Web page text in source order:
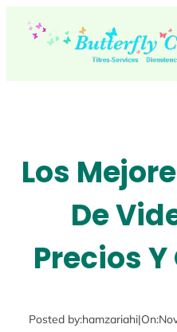
Los
De
Precios
Posted by:hamzariahi|On: